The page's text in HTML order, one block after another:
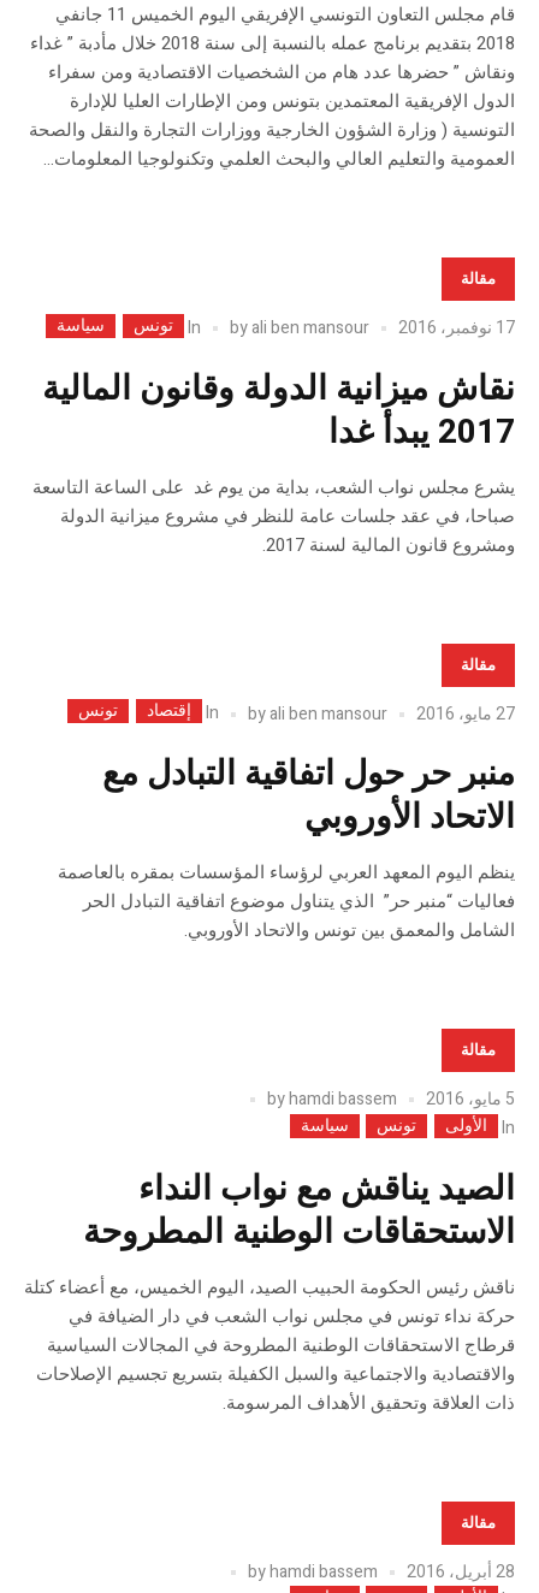
قام مجلس التعاون التونسي الإفريقي اليوم الخميس 11 جانفي
2018 بتقديم برنامج عمله بالنسبة إلى سنة 2018 خلال مأدبة ” غداء
ونقاش ” حضرها عدد هام من الشخصيات الاقتصادية ومن سفراء
الدول الإفريقية المعتمدين بتونس ومن الإطارات العليا للإدارة
التونسية ( وزارة الشؤون الخارجية ووزارات التجارة والنقل والصحة
العمومية والتعليم العالي والبحث العلمي وتكنولوجيا المعلومات...
مقالة
17 نوفمبر، 2016 byali ben mansour
In تونس سياسة
نقاش ميزانية الدولة وقانون المالية
2017 يبدأ غدا
يشرع مجلس نواب الشعب، بداية من يوم غد على الساعة التاسعة
صباحا، في عقد جلسات عامة للنظر في مشروع ميزانية الدولة
ومشروع قانون المالية لسنة 2017.
مقالة
27 مايو، 2016 byali ben mansour
In إقتصاد تونس
منبر حر حول اتفاقية التبادل مع
الاتحاد الأوروبي
ينظم اليوم المعهد العربي لرؤساء المؤسسات بمقره بالعاصمة
فعاليات “منبر حر” الذي يتناول موضوع اتفاقية التبادل الحر
الشامل والمعمق بين تونس والاتحاد الأوروبي.
مقالة
5 مايو، 2016 byhamdi bassem
In
الأولى تونس سياسة
الصيد يناقش مع نواب النداء
الاستحقاقات الوطنية المطروحة
ناقش رئيس الحكومة الحبيب الصيد، اليوم الخميس، مع أعضاء كتلة
حركة نداء تونس في مجلس نواب الشعب في دار الضيافة في
قرطاج الاستحقاقات الوطنية المطروحة في المجالات السياسية
والاقتصادية والاجتماعية والسبل الكفيلة بتسريع تجسيم الإصلاحات
ذات العلاقة وتحقيق الأهداف المرسومة.
مقالة
28 أبريل، 2016 byhamdi bassem